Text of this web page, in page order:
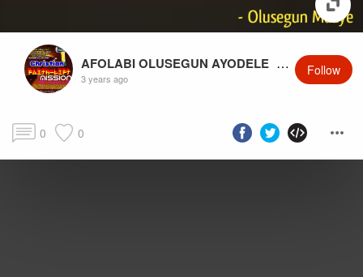
AFOLABI OLUSEGUN AYODELE
3 years ago
Follow
0 0